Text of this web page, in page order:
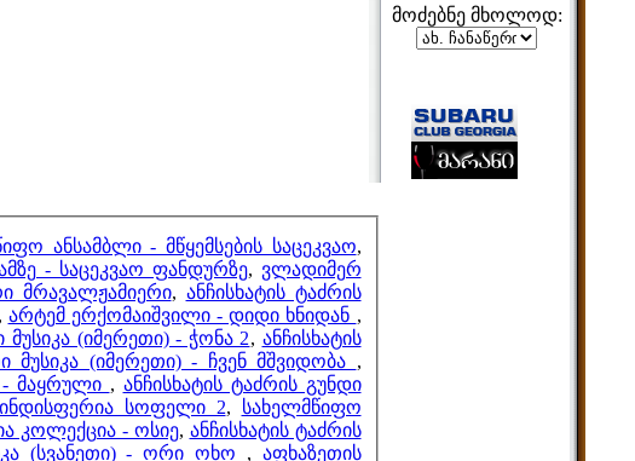
ანსამბლი - მწყემსების საცეკვაო,
- საცეკვაო ფანდურზე, ვლადიმერ
მრავალჟამიერი, ანჩისხატის ტაძრის
არტემ ერქომაიშვილი - დიდი ხნიდან ,
(იმერეთი) - ჭონა 2, ანჩისხატის
(იმერეთი) - ჩვენ მშვიდობა ,
მაყრული , ანჩისხატის ტაძრის გუნდი
სოფელი 2, სახელმწიფო
კოლექცია - ოსიე, ანჩისხატის ტაძრის
(სვანეთი) - ორი ოხო , აფხაზეთის
მოძებნე მხოლოდ: